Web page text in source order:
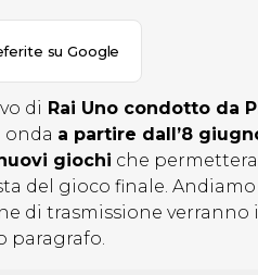
su Google
di Rai Uno condotto da
onda a partire dall’8
giochi che
del gioco finale. Andiamo
di trasmissione verranno
paragrafo.